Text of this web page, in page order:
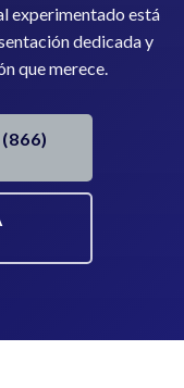
experimentado está
dedicada y
que merece.